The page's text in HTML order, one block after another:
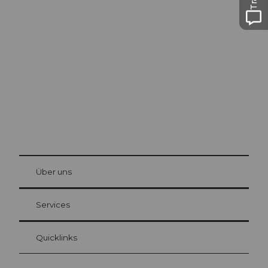
Gästekarte Luzern
Ihre Vorteile als Übernachtungsgast
at Bre
Über uns
Services
Quicklinks